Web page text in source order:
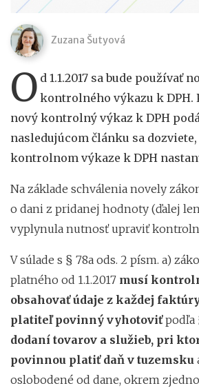
Zuzana Šutyová
O d 1.1.2017 sa bude používať
kontrolného výkazu k DPH.
nový kontrolný výkaz k DPH
nasledujúcom článku sa
kontrolnom výkaze k DPH
Na základe schválenia novely
o dani z pridanej hodnoty (ďalej
vyplynula nutnosť upraviť
V súlade s § 78a ods. 2 písm. a)
platného od 1.1.2017 musí
obsahovať údaje z každej
platiteľ povinný vyhotoviťpodľa
dodaní tovarov a služieb, pri
povinnou platiť daň v tuzemsku
oslobodené od dane, okrem